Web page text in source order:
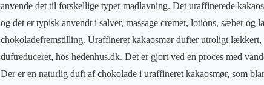
anvende det til forskellige typer madlavning. Det uraffinerede
og det er typisk anvendt i salver, massage cremer, lotions, sæber og
chokoladefremstilling. Uraffineret kakaosmør dufter utroligt lækkert,
duftreduceret, hos hedenhus.dk. Det er gjort ved en proces med
Der er en naturlig duft af chokolade i uraffineret kakaosmør, som